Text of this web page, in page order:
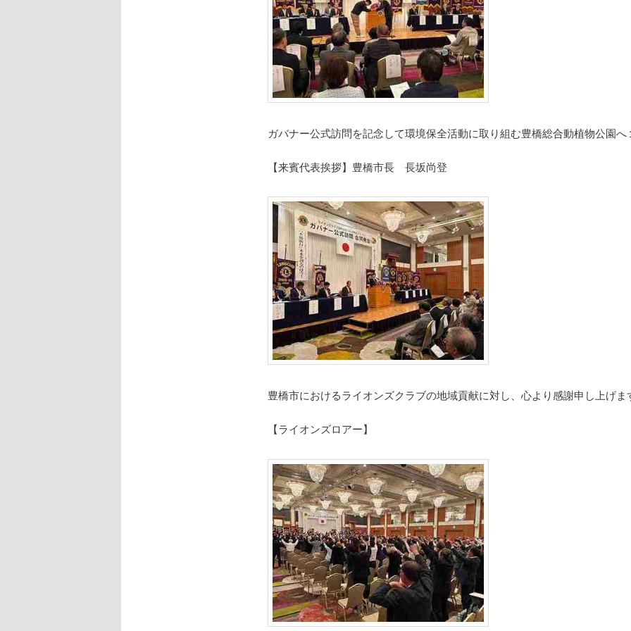
ガバナー公式訪問を記念して環境保全活動に取り組む豊橋総合動植物公園へ
【来賓代表挨拶】豊橋市長 長坂尚登
豊橋市におけるライオンズクラブの地域貢献に対し、心より感謝申し上げま
【ライオンズロアー】